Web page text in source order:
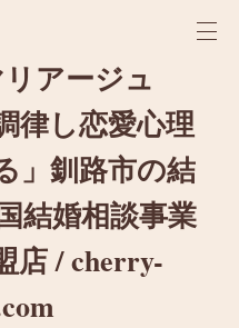
アージュ
律し恋愛心理
」釧路市の結
結婚相談事業
店 / cherry-